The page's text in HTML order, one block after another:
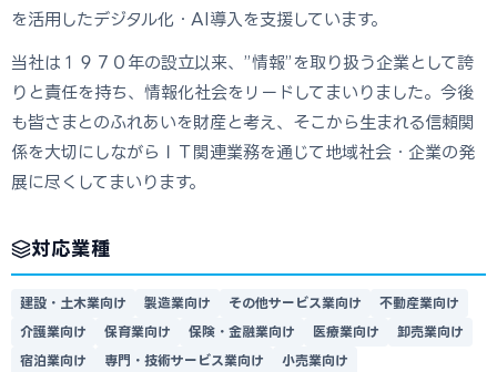
を活用したデジタル化・AI導入を支援しています。
当社は１９７０年の設立以来、”情報”を取り扱う企業として誇
りと責任を持ち、情報化社会をリードしてまいりました。今後
も皆さまとのふれあいを財産と考え、そこから生まれる信頼関
係を大切にしながらＩＴ関連業務を通じて地域社会・企業の発
展に尽くしてまいります。
対応業種
建設・土木業向け 製造業向け その他サービス業向け
不動産業向け
介護業向け
保育業向け 保険・金融業向け 医療業向け
卸売業向け
宿泊業向け
専門・技術サービス業向け
小売業向け